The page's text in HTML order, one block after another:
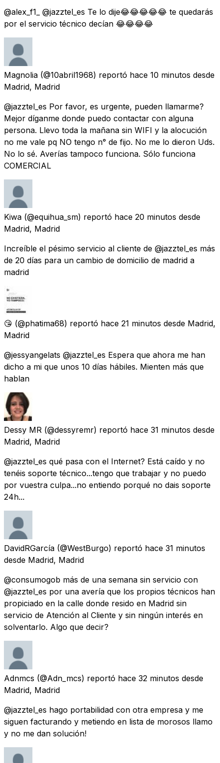
@alex_f1_ @jazztel_es Te lo dije😂😂😂😂😂 te quedarás
por el servicio técnico decían 😂😂😂😂
Magnolia (@10abril1968) reportó hace 10 minutos desde
Madrid, Madrid
@jazztel_es Por favor, es urgente, pueden llamarme?
Mejor díganme donde puedo contactar con alguna
persona. Llevo toda la mañana sin WIFI y la alocución
no me vale pq NO tengo n° de fijo. No me lo dieron Uds.
No lo sé. Averías tampoco funciona. Sólo funciona
COMERCIAL
Kiwa (@equihua_sm) reportó hace 20 minutos desde
Madrid, Madrid
Increíble el pésimo servicio al cliente de @jazztel_es más
de 20 días para un cambio de domicilio de madrid a
madrid
😘 (@phatima68) reportó hace 21 minutos desde Madrid,
Madrid
@jessyangelats @jazztel_es Espera que ahora me han
dicho a mi que unos 10 días hábiles. Mienten más que
hablan
Dessy MR (@dessyremr) reportó hace 31 minutos desde
Madrid, Madrid
@jazztel_es qué pasa con el Internet? Está caído y no
tenéis soporte técnico...tengo que trabajar y no puedo
por vuestra culpa...no entiendo porqué no dais soporte
24h...
DavidRGarcía (@WestBurgo) reportó hace 31 minutos
desde Madrid, Madrid
@consumogob más de una semana sin servicio con
@jazztel_es por una avería que los propios técnicos han
propiciado en la calle donde resido en Madrid sin
servicio de Atención al Cliente y sin ningún interés en
solventarlo. Algo que decir?
Adnmcs (@Adn_mcs) reportó hace 32 minutos desde
Madrid, Madrid
@jazztel_es hago portabilidad con otra empresa y me
siguen facturando y metiendo en lista de morosos llamo
y no me dan solución!